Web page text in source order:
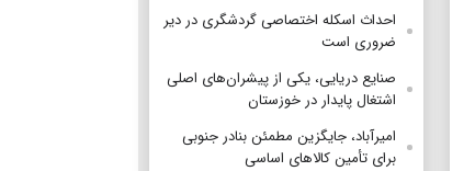
احداث اسکله اختصاصی گردشگری در دیر
ضروری است
صنایع دریایی، یکی از پیشران‌های اصلی
اشتغال پایدار در خوزستان
امیرآباد، جایگزین مطمئن بنادر جنوبی
برای تأمین کالاهای اساسی